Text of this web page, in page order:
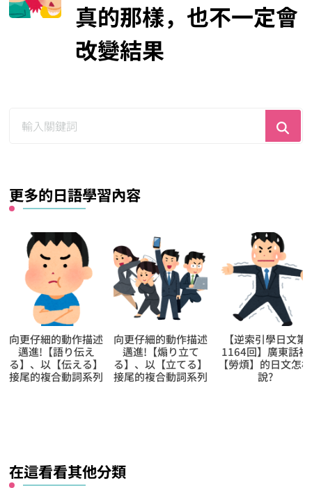
真的那樣，也不一定會
改變結果
更多的日語學習內容
向更仔細的動作描述
邁進!【煽り立て
る】、以【立てる】
接尾的複合動詞系列
【逆索引學日文第
1164回】廣東話裡
【勞煩】的日文怎樣
說?
【逆索引學日文第
92回】廣東話裡
【切絲】的日文怎樣
說?
在這看看其他分類